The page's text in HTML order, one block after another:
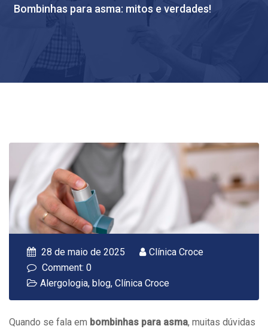
Bombinhas para asma: mitos e verdades!
28 de maio de 2025
Clínica Croce
Comment: 0
Alergologia, blog, Clínica Croce
Quando se fala em bombinhas para asma, muitas dúvidas